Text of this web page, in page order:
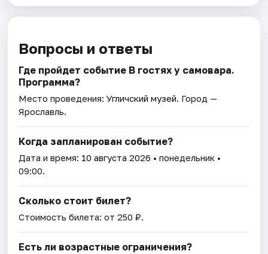
Вопросы и ответы
Где пройдет событие В гостях у самовара.
Программа?
Место проведения:Угличский музей. Город —
Ярославль.
Когда запланирован событие?
Дата и время: 10 августа 2026 • понедельник •
09:00.
Сколько стоит билет?
Стоимость билета: от 250 ₽.
Есть ли возрастные ограничения?